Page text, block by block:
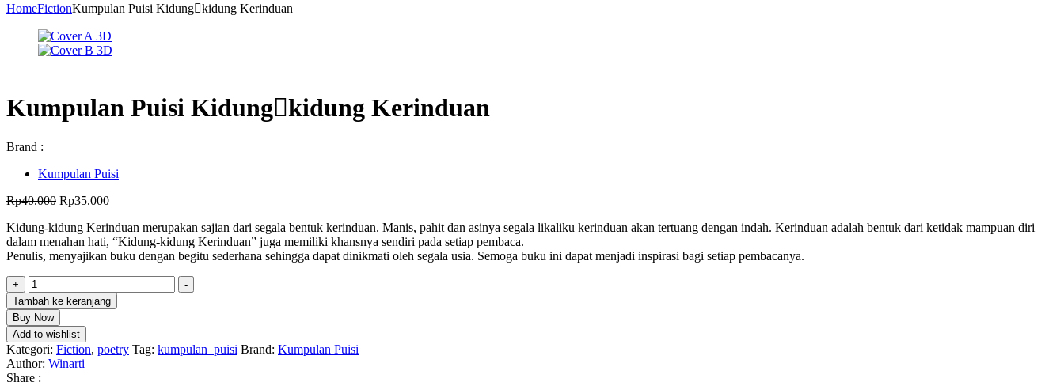
HomeFictionKumpulan Puisi Kidungkidung Kerinduan
Kumpulan Puisi Kidungkidung Kerinduan
Brand :
Kumpulan Puisi
Rp40.000 Harga
adalah:
Rp40.000.
Rp35.000Harga
ini
adalah:
Rp35.000.
Kidung-kidung Kerinduan merupakan sajian dari segala bentuk kerinduan. Manis, pahit dan asinya segala likaliku kerinduan akan tertuang dengan indah. Kerinduan adalah bentuk dari ketidak mampuan diri
dalam menahan hati, “Kidung-kidung Kerinduan” juga memiliki khansnya sendiri pada setiap pembaca.
Penulis, menyajikan buku dengan begitu sederhana sehingga dapat dinikmati oleh segala usia. Semoga buku ini dapat menjadi inspirasi bagi setiap pembacanya.
+
Kuantitas
Kumpulan
Puisi
Kidungkidung
Kerinduan
-
Tambah ke keranjang
Buy Now
Add to wishlist
Kategori: Fiction, poetry Tag: kumpulan_puisi Brand: Kumpulan Puisi
Author: Winarti
Share :